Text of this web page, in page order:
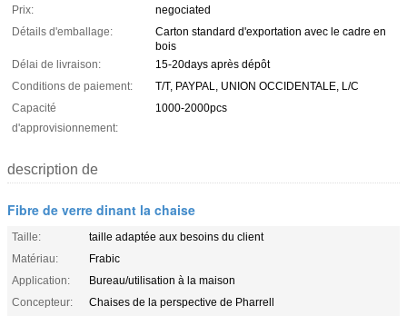
Prix:
negociated
Détails d'emballage:
Carton standard d'exportation avec le cadre en
bois
Délai de livraison:
15-20days après dépôt
Conditions de paiement:
T/T, PAYPAL, UNION OCCIDENTALE, L/C
Capacité
d'approvisionnement:
1000-2000pcs
description de
Fibre de verre dinant la chaise
Taille:
taille adaptée aux besoins du client
Matériau:
Frabic
Application:
Bureau/utilisation à la maison
Concepteur:
Chaises de la perspective de Pharrell